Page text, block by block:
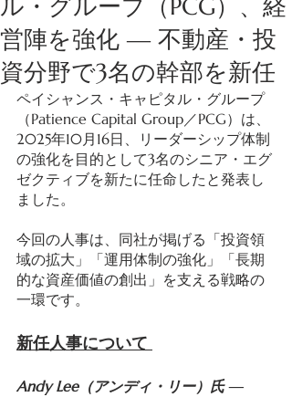
ル・グループ（PCG）、経
営陣を強化 ― 不動産・投
資分野で3名の幹部を新任
ペイシャンス・キャピタル・グループ
（Patience Capital Group／PCG）は、
2025年10月16日、リーダーシップ体制
の強化を目的として3名のシニア・エグ
ゼクティブを新たに任命したと発表し
ました。
今回の人事は、同社が掲げる「投資領
域の拡大」「運用体制の強化」「長期
的な資産価値の創出」を支える戦略の
一環です。
新任人事について
Andy Lee（アンディ・リー）氏 ―